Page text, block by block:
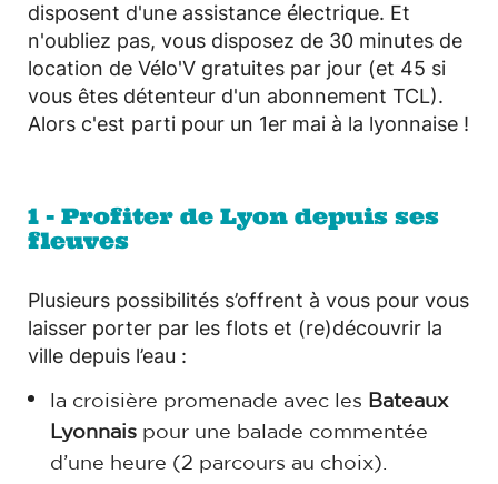
disposent d'une assistance électrique. Et
n'oubliez pas, vous disposez de 30 minutes de
location de Vélo'V gratuites par jour (et 45 si
vous êtes détenteur d'un abonnement TCL).
Alors c'est parti pour un 1er mai à la lyonnaise !
1 - Profiter de Lyon depuis ses
fleuves
Plusieurs possibilités s’offrent à vous pour vous
laisser porter par les flots et (re)découvrir la
ville depuis l’eau :
la croisière promenade avec les Bateaux
Lyonnais pour une balade commentée
d’une heure (2 parcours au choix).